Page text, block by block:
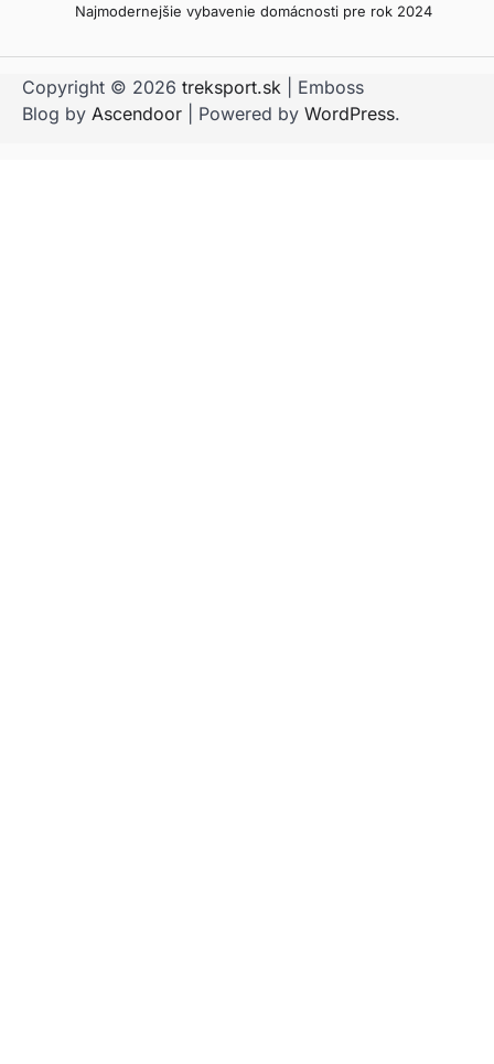
Najmodernejšie vybavenie domácnosti pre rok 2024
Copyright © 2026 treksport.sk | Emboss
Blog by Ascendoor | Powered by WordPress.